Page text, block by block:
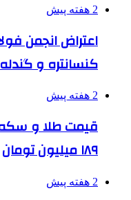
2 هفته پیش
اعتراض انجمن
کنسانتره و
2 هفته پیش
قیمت طلا و سکه
۱۸۹ میلیون تومان
2 هفته پیش